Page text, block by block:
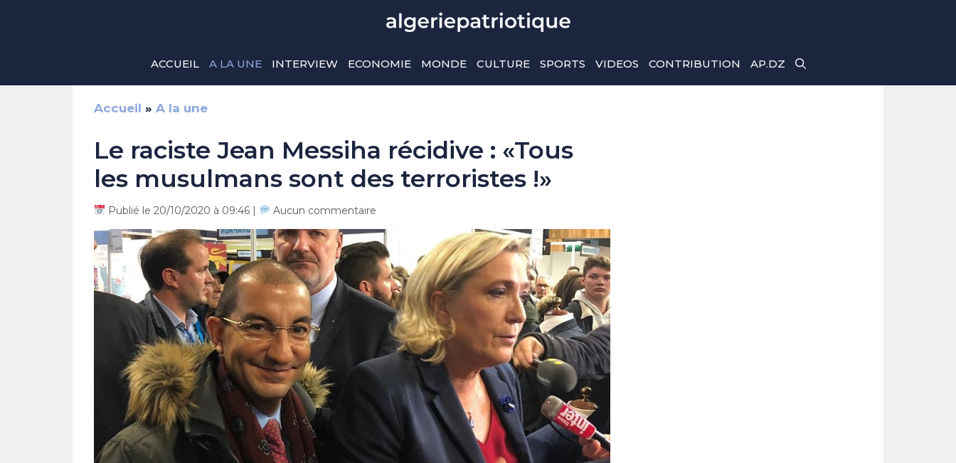
ACCUEIL A LA UNE INTERVIEW ECONOMIE MONDE CULTURE SPORTS VIDEOS CONTRIBUTION AP.DZ
Accueil » A la une
Le raciste Jean Messiha récidive : «Tous
les musulmans sont des terroristes !»
Publié le 20/10/2020 à 09:46 | Aucun commentaire